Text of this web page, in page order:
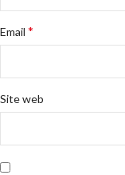
Email *
Site web